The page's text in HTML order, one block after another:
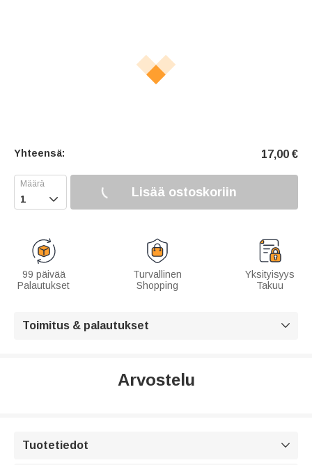
Yhteensä: 17,00 €
 Lisää ostoskoriin
99 päivää
Palautukset
Turvallinen
Shopping
Yksityisyys
Takuu
Toimitus & palautukset 
Arvostelu
Tuotetiedot 